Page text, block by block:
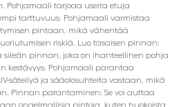
Pohjamaali tarjoaa useita etuja
tarttuvuus: Pohjamaali varmistaa
pintaan, mikä vähentää
riskiä. Luo tasaisen pinnan:
sileän pinnan, joka on ihanteellinen pohja
kestävyys: Pohjamaali parantaa
säteilyä ja sääolosuhteita vastaan, mikä
Pinnan parantaminen: Se voi auttaa
ongelmallisia pintoja, kuten huokoista